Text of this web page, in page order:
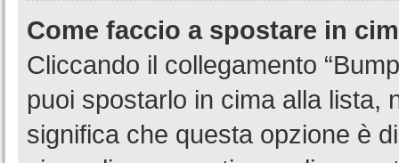
Come faccio a spostare in
Cliccando il collegamento
puoi spostarlo in cima alla lista,
significa che questa opzione è